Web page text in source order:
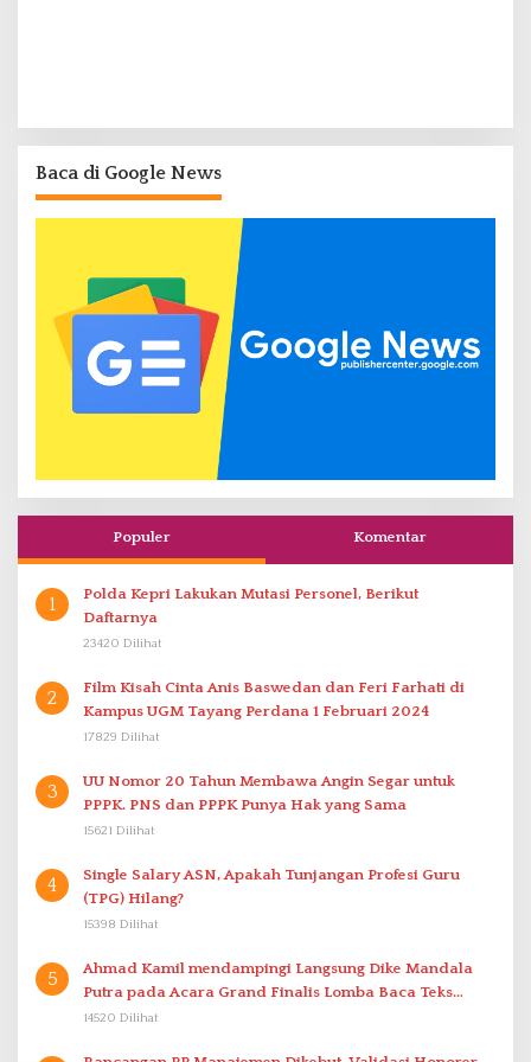
Baca di Google News
Populer Komentar
1
Polda Kepri Lakukan Mutasi Personel, Berikut
Daftarnya
23420 Dilihat
2
Film Kisah Cinta Anis Baswedan dan Feri Farhati di
Kampus UGM Tayang Perdana 1 Februari 2024
17829 Dilihat
3
UU Nomor 20 Tahun Membawa Angin Segar untuk
PPPK. PNS dan PPPK Punya Hak yang Sama
15621 Dilihat
4
Single Salary ASN, Apakah Tunjangan Profesi Guru
(TPG) Hilang?
15398 Dilihat
5
Ahmad Kamil mendampingi Langsung Dike Mandala
Putra pada Acara Grand Finalis Lomba Baca Teks
Proklamasi Mirip Bung Karno di Bali
14520 Dilihat